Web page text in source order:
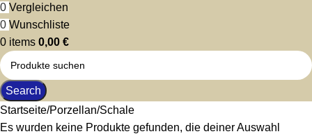
0 Vergleichen
0 Wunschliste
0 items 0,00 €
Search
Startseite Porzellan Schale
Es wurden keine Produkte gefunden, die deiner Auswahl